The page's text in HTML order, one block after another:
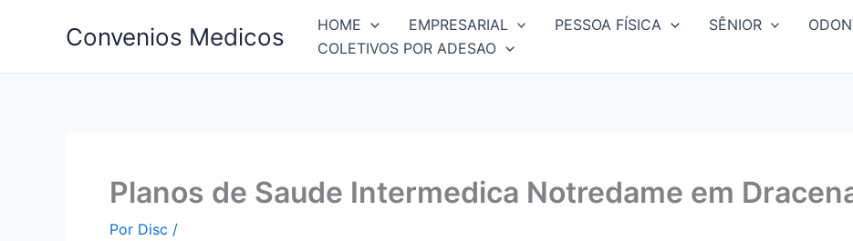
Convenios Medicos HOME EMPRESARIAL PESSOA FÍSICA SÊNIOR
COLETIVOS POR ADESAO
Planos de Saude Intermedica Notredame em
Por Disc /